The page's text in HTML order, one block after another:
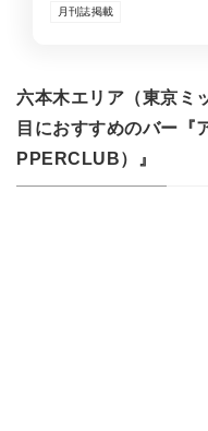
月刊誌掲載
六本木エリア（東京ミ
目におすすめのバー『
PPERCLUB）』